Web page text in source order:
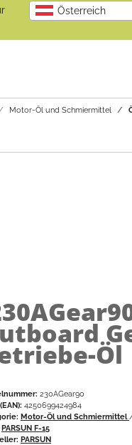
Österreich
Motor-Öl und Schmiermittel
Öl
230AGear90
4250699424984
Motor-Öl und Schmiermittel
PARSUN F-15
PARSUN